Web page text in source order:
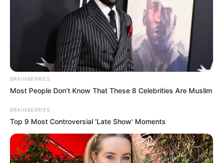
BRAINBERRIES
Most People Don't Know That These 8 Celebrities Are Muslim
BRAINBERRIES
Top 9 Most Controversial 'Late Show' Moments